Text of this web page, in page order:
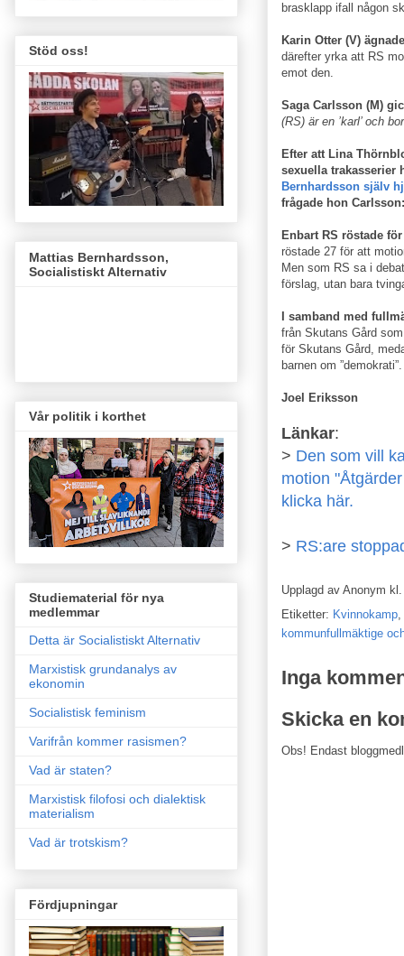
brasklapp ifall någon
Karin Otter (V)
därefter yrka att RS
emot den.
Saga Carlsson (M)
(RS) är en ’karl’ och
Efter att Lina
sexuella
Bernhardsson själv
frågade hon
Enbart RS röstade
röstade 27 för att
Men som RS sa i
förslag, utan bara
I samband med
från Skutans Gård
för Skutans Gård,
barnen om ”demokrati”.
Joel Eriksson
Länkar:
> Den som vill
motion
klicka här.
> RS:are
Upplagd av Anonym
Etiketter: Kvinnokamp,
kommunfullmäktige
Inga
Skicka en
Obs! Endast
Stöd oss!
Mattias Bernhardsson,
Socialistiskt Alternativ
Vår politik i korthet
Studiematerial för nya
medlemmar
Detta är Socialistiskt Alternativ
Marxistisk grundanalys av
ekonomin
Socialistisk feminism
Varifrån kommer rasismen?
Vad är staten?
Marxistisk filofosi och dialektisk
materialism
Vad är trotskism?
Fördjupningar